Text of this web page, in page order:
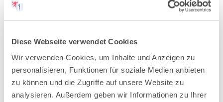
Diese Webseite verwendet Cookies
Wir verwenden Cookies, um Inhalte und Anzeigen zu
personalisieren, Funktionen für soziale Medien anbieten
zu können und die Zugriffe auf unsere Website zu
analysieren. Außerdem geben wir Informationen zu Ihrer
2022
2020